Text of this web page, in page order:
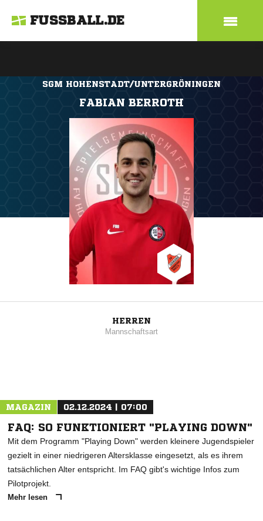
FUSSBALL.DE
SGM HOHENSTADT/UNTERGRÖNINGEN
FABIAN BERROTH
HERREN
Mannschaftsart
MAGAZIN 02.12.2024 | 07:00
FAQ: SO FUNKTIONIERT "PLAYING DOWN"
Mit dem Programm "Playing Down" werden kleinere Jugendspieler
gezielt in einer niedrigeren Altersklasse eingesetzt, als es ihrem
tatsächlichen Alter entspricht. Im FAQ gibt's wichtige Infos zum
Pilotprojekt.
Mehr lesen